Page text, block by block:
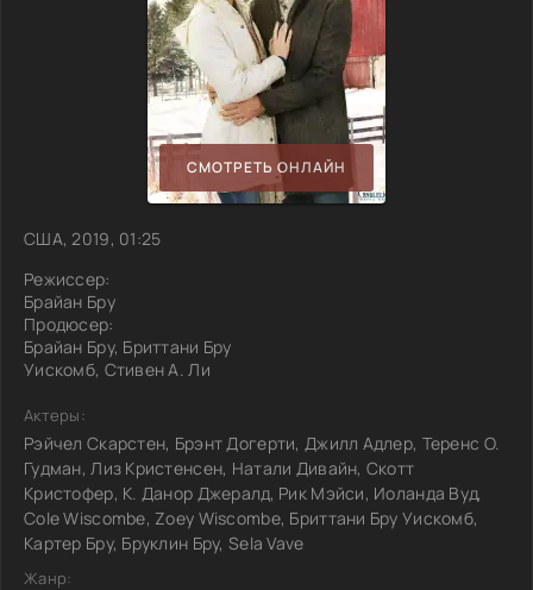
СМОТРЕТЬ ОНЛАЙН
США, 2019, 01:25
Режиссер:
Брайан Бру
Продюсер:
Брайан Бру, Бриттани Бру
Уискомб, Стивен А. Ли
Актеры:
Рэйчел Скарстен, Брэнт Догерти, Джилл Адлер, Теренс О.
Гудман, Лиз Кристенсен, Натали Дивайн, Скотт
Кристофер, К. Данор Джералд, Рик Мэйси, Иоланда Вуд,
Cole Wiscombe, Zoey Wiscombe, Бриттани Бру Уискомб,
Картер Бру, Бруклин Бру, Sela Vave
Жанр: